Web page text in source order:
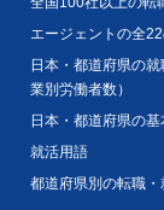
エージェントの全
日本・都道府県の
業別労働者数）
日本・都道府県の
就活用語
都道府県別の転職・